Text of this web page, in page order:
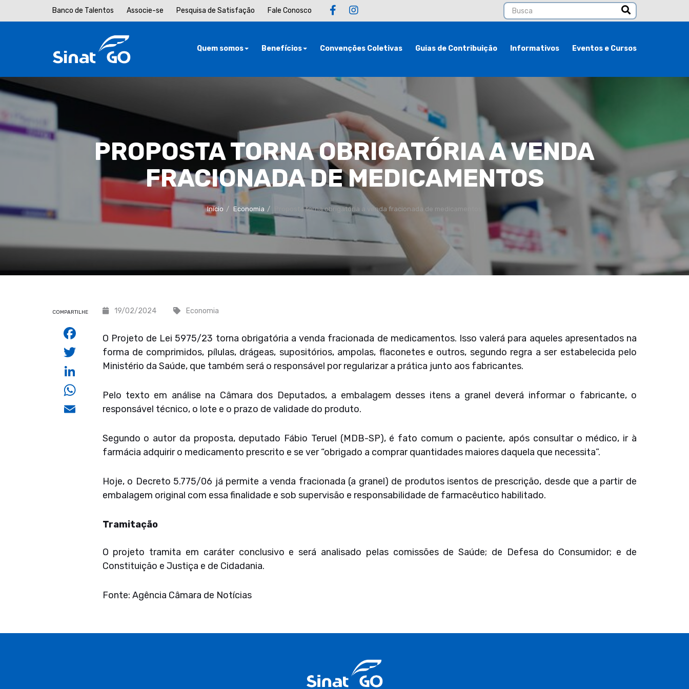
Banco de Talentos Associe-se Pesquisa de Satisfação Fale Conosco
Quem somos Benefícios Convenções Coletivas Guias de Contribuição Informativos Eventos e Cursos
PROPOSTA TORNA OBRIGATÓRIA A VENDA
FRACIONADA DE MEDICAMENTOS
Início Economia Proposta torna obrigatória a venda fracionada de medicamentos
19/02/2024 Economia
O Projeto de Lei 5975/23 torna obrigatória a venda fracionada de medicamentos. Isso valerá para aqueles apresentados na
forma de comprimidos, pílulas, drágeas, supositórios, ampolas, flaconetes e outros, segundo regra a ser estabelecida pelo
Ministério da Saúde, que também será o responsável por regularizar a prática junto aos fabricantes.
Pelo texto em análise na Câmara dos Deputados, a embalagem desses itens a granel deverá informar o fabricante, o
responsável técnico, o lote e o prazo de validade do produto.
Segundo o autor da proposta, deputado Fábio Teruel (MDB-SP), é fato comum o paciente, após consultar o médico, ir à
farmácia adquirir o medicamento prescrito e se ver “obrigado a comprar quantidades maiores daquela que necessita”.
Hoje, o Decreto 5.775/06 já permite a venda fracionada (a granel) de produtos isentos de prescrição, desde que a partir de
embalagem original com essa finalidade e sob supervisão e responsabilidade de farmacêutico habilitado.
Tramitação
O projeto tramita em caráter conclusivo e será analisado pelas comissões de Saúde; de Defesa do Consumidor; e de
Constituição e Justiça e de Cidadania.
Fonte: Agência Câmara de Notícias
COMPARTILHE
Facebook
Twitter
LinkedIn
WhatsApp
Email